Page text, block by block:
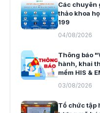
Các chuyên
thảo khoa
199
04/08/2026
Thông báo
hành, khai
mềm HIS &
03/08/2026
Tổ chức tập